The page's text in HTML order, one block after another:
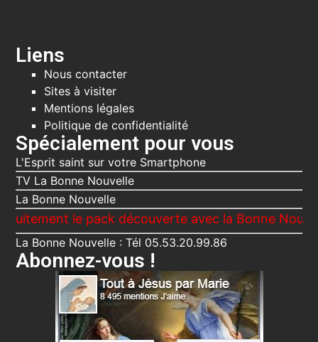
Liens
Nous contacter
Sites à visiter
Mentions légales
Politique de confidentialité
Spécialement pour vous
L'Esprit saint sur votre Smartphone
TV La Bonne Nouvelle
La Bonne Nouvelle
le pack découverte avec la Bonne Nouvelle,
La Bonne Nouvelle : Tél 05.53.20.99.86
Abonnez-vous !